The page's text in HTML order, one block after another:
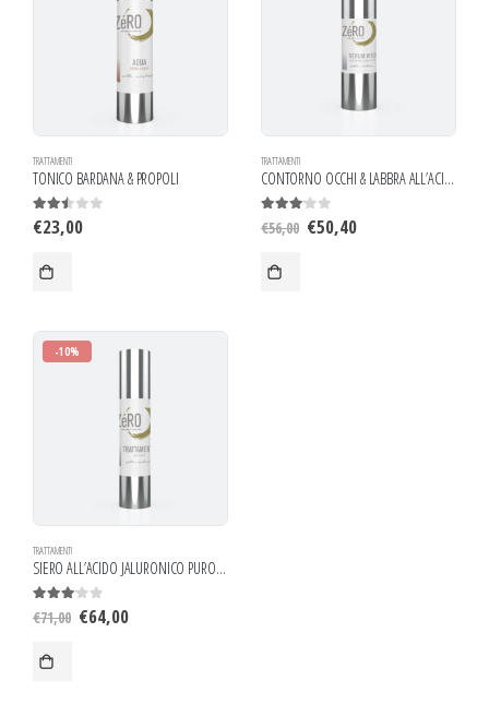
TRATTAMENTI
TONICO BARDANA & PROPOLI
2.43 out of 5
€23,00
TRATTAMENTI
CONTORNO OCCHI & LABBRA ALL’ACIDO JALURONICO
out of 5
€56,00 €50,40
-10%
TRATTAMENTI
SIERO ALL’ACIDO JALURONICO PURO AL 100%
3.00out of 5
€71,00 €64,00